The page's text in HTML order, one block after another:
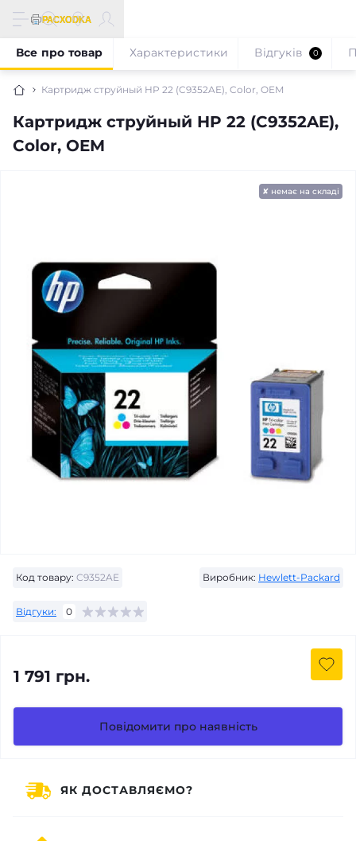
Картридж струйный HP 22 (C9352AE), Color, OEM
Картридж струйный HP 22 (C9352AE),
Color, OEM
Все про товар Характеристики Відгуків 0
✘ немає на складі
Код товару: C9352AE Виробник: Hewlett-Packard
Відгуки: 0
1 791 грн.
Повідомити про наявність
ЯК ДОСТАВЛЯЄМО?